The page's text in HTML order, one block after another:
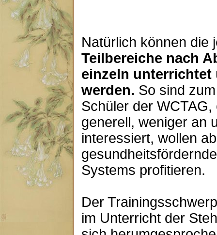
Natürlich können die
Teilbereiche nach
einzeln unterrichtet
werden. So sind
Schüler der
generell, weniger an
interessiert, wollen
Systems profitieren.
Der
im Unterricht der